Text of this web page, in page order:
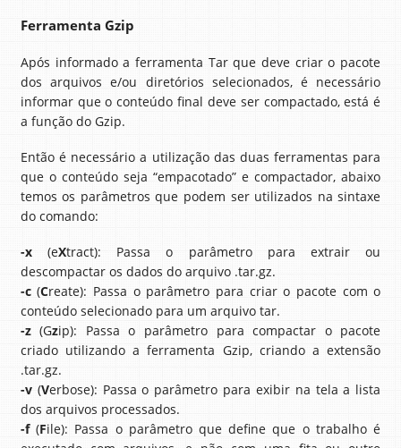
Ferramenta Gzip
Após informado a ferramenta Tar que deve criar o pacote
dos arquivos e/ou diretórios selecionados, é necessário
informar que o conteúdo final deve ser compactado, está é
a função do Gzip.
Então é necessário a utilização das duas ferramentas para
que o conteúdo seja “empacotado” e compactador, abaixo
temos os parâmetros que podem ser utilizados na sintaxe
do comando:
-x(eXtract): Passa o parâmetro para extrair ou
descompactar os dados do arquivo .tar.gz.
-c(Create): Passa o parâmetro para criar o pacote com o
conteúdo selecionado para um arquivo tar.
-z(Gzip): Passa o parâmetro para compactar o pacote
criado utilizando a ferramenta Gzip, criando a extensão
.tar.gz.
-v(Verbose): Passa o parâmetro para exibir na tela a lista
dos arquivos processados.
-f(File): Passa o parâmetro que define que o trabalho é